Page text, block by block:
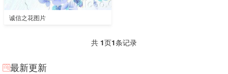
诚信之花图片
共 1页1条记录
最新更新